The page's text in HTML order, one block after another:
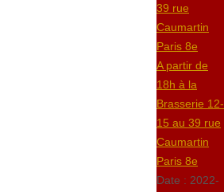
39 rue
Caumartin
Paris 8e
A partir de
18h à la
Brasserie 12-
15 au 39 rue
Caumartin
Paris 8e
Date : 2022-